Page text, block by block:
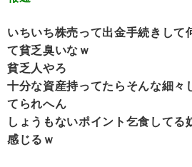
いちいち株売って出金手続きして
て貧乏臭いなｗ
貧乏人やろ
十分な資産持ってたらそんな細々
てられへん
しょうもないポイント乞食してる
感じるｗ